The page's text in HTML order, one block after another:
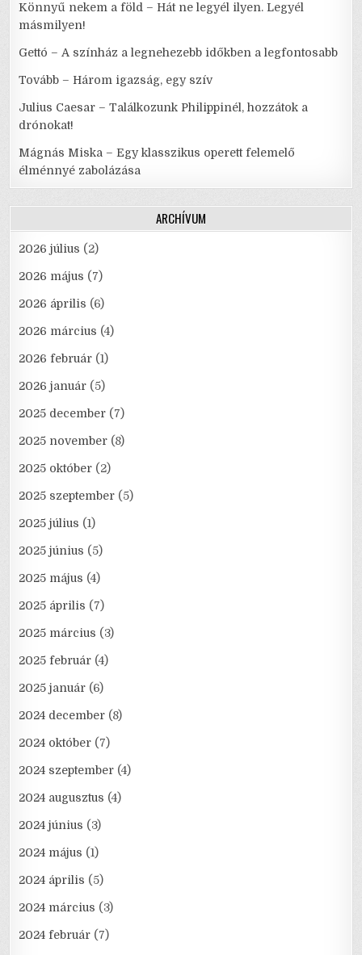
Könnyű nekem a föld – Hát ne legyél ilyen. Legyél
másmilyen!
Gettó – A színház a legnehezebb időkben a legfontosabb
Tovább – Három igazság, egy szív
Julius Caesar – Találkozunk Philippinél, hozzátok a
drónokat!
Mágnás Miska – Egy klasszikus operett felemelő
élménnyé zabolázása
ARCHÍVUM
2026 július (2)
2026 május (7)
2026 április (6)
2026 március (4)
2026 február (1)
2026 január (5)
2025 december (7)
2025 november (8)
2025 október (2)
2025 szeptember (5)
2025 július (1)
2025 június (5)
2025 május (4)
2025 április (7)
2025 március (3)
2025 február (4)
2025 január (6)
2024 december (8)
2024 október (7)
2024 szeptember (4)
2024 augusztus (4)
2024 június (3)
2024 május (1)
2024 április (5)
2024 március (3)
2024 február (7)